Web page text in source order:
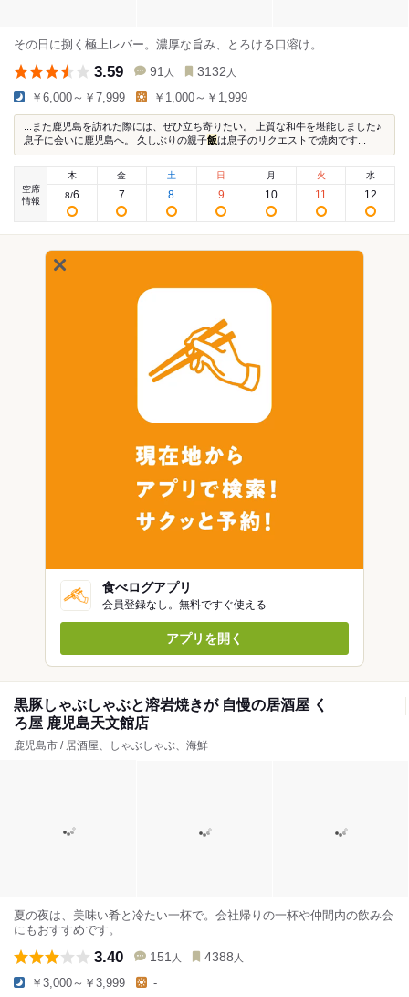
その日に捌く極上レバー。濃厚な旨み、とろける口溶け。
3.59 91 人 3132 人
￥6,000～￥7,999 ￥1,000～￥1,999
...また鹿児島を訪れた際には、ぜひ立ち寄りたい。 上質な和牛を堪能しました♪
息子に会いに鹿児島へ。 久しぶりの親子飯は息子のリクエストで焼肉です...
空席
情報
木
8/6
金
7
土
8
日
9
月
10
火
11
水
12
食べログアプリ
会員登録なし。無料ですぐ使える
アプリを開く
黒豚しゃぶしゃぶと溶岩焼きが 自慢の居酒屋 く
ろ屋 鹿児島天文館店
鹿児島市 / 居酒屋、しゃぶしゃぶ、海鮮
夏の夜は、美味い肴と冷たい一杯で。会社帰りの一杯や仲間内の飲み会
にもおすすめです。
3.40 151 人 4388 人
￥3,000～￥3,999 -